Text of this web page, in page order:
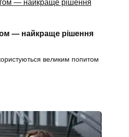
— найкраще рішення
великим попитом